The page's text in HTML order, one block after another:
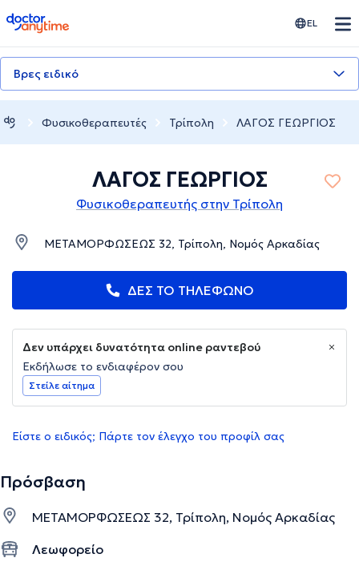
doctoranytime EL
Βρες ειδικό
Φυσικοθεραπευτές Τρίπολη ΛΑΓΟΣ ΓΕΩΡΓΙΟΣ
ΛΑΓΟΣ ΓΕΩΡΓΙΟΣ
Φυσικοθεραπευτής στην Τρίπολη
ΜΕΤΑΜΟΡΦΩΣΕΩΣ 32, Τρίπολη, Νομός Αρκαδίας
ΔΕΣ ΤΟ ΤΗΛΕΦΩΝΟ
Δεν υπάρχει δυνατότητα online ραντεβού
Εκδήλωσε το ενδιαφέρον σου
Στείλε αίτημα
Είστε ο ειδικός; Πάρτε τον έλεγχο του προφίλ σας
Πρόσβαση
ΜΕΤΑΜΟΡΦΩΣΕΩΣ 32, Τρίπολη, Νομός Αρκαδίας
Λεωφορείο